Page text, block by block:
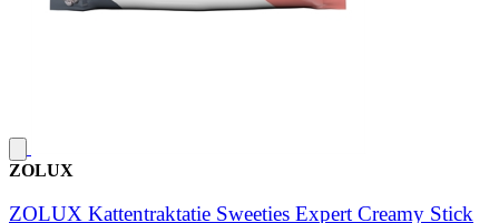
ZOLUX
ZOLUX Kattentraktatie Sweeties Expert Creamy Stick